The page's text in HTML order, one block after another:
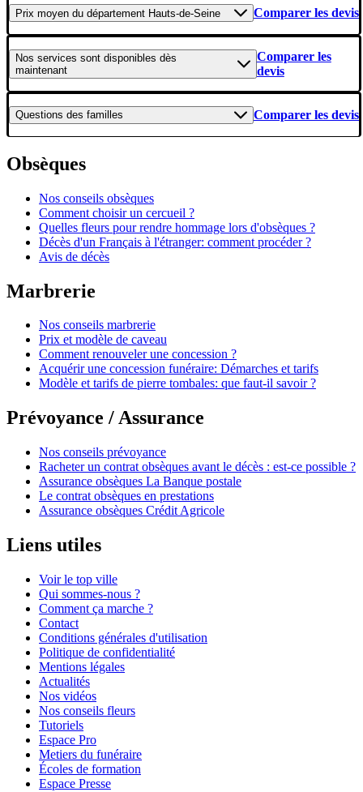
Prix moyen du département Hauts-de-Seine Comparer les devis
Nos services sont disponibles dès
maintenant
Comparer les
devis
Questions des familles Comparer les devis
Obsèques
Nos conseils obsèques
Comment choisir un cercueil ?
Quelles fleurs pour rendre hommage lors d'obsèques ?
Décès d'un Français à l'étranger: comment procéder ?
Avis de décès
Marbrerie
Nos conseils marbrerie
Prix et modèle de caveau
Comment renouveler une concession ?
Acquérir une concession funéraire: Démarches et tarifs
Modèle et tarifs de pierre tombales: que faut-il savoir ?
Prévoyance / Assurance
Nos conseils prévoyance
Racheter un contrat obsèques avant le décès : est-ce possible ?
Assurance obsèques La Banque postale
Le contrat obsèques en prestations
Assurance obsèques Crédit Agricole
Liens utiles
Voir le top ville
Qui sommes-nous ?
Comment ça marche ?
Contact
Conditions générales d'utilisation
Politique de confidentialité
Mentions légales
Actualités
Nos vidéos
Nos conseils fleurs
Tutoriels
Espace Pro
Metiers du funéraire
Écoles de formation
Espace Presse